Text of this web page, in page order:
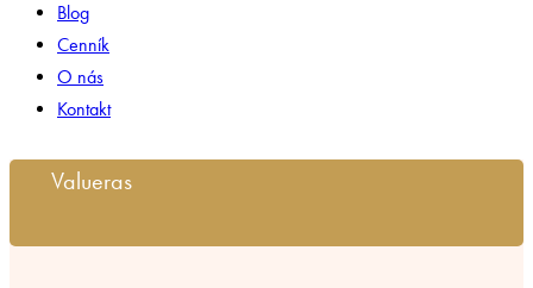
Blog
Cenník
O nás
Kontakt
Valueras